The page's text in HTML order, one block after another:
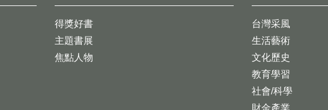
台灣采風
生活藝術
文化歷史
教育學習
社會/科學
財金產業
得獎好書
主題書展
焦點人物